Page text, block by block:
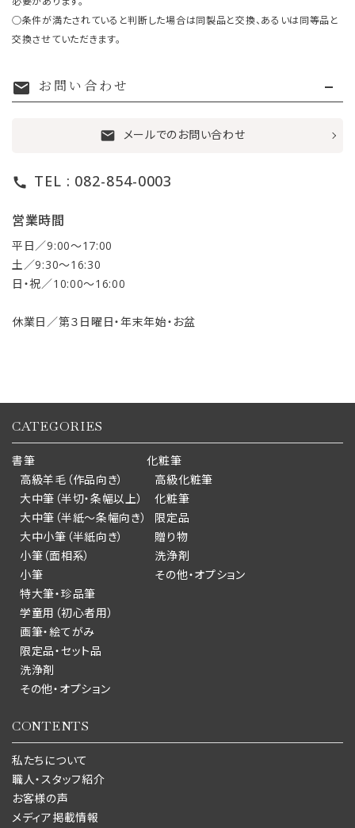
○条件が満たされていると判断した場合は同製品と交換、あるいは同等品と
交換させていただきます。
mail お問い合わせ
mail メールでのお問い合わせ
call TEL : 082-854-0003
営業時間
平日／9:00〜17:00
土／9:30〜16:30
日・祝／10:00〜16:00
休業日／第３日曜日・年末年始・お盆
CATEGORIES
書筆
高級羊毛（作品向き）
大中筆（半切・条幅以上）
大中筆（半紙～条幅向き）
大中小筆（半紙向き）
小筆（面相系）
小筆
特大筆・珍品筆
学童用（初心者用）
画筆・絵てがみ
限定品・セット品
洗浄剤
その他・オプション
化粧筆
高級化粧筆
化粧筆
限定品
贈り物
洗浄剤
その他・オプション
CONTENTS
私たちについて
職人・スタッフ紹介
お客様の声
メディア掲載情報